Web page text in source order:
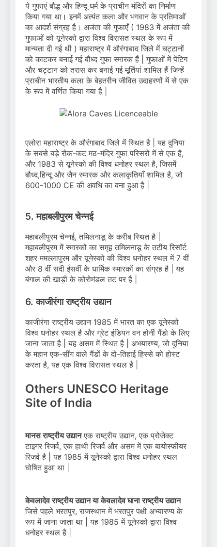
ये गुफाएं बौद्ध और हिन्दू धर्म के प्राचीन मंदिरों का निर्माण
किया गया था। इनमें अत्यंत कला और भगवान के प्रतिमाओं
का आदर्श संग्रह है। अजंता की गुफाएँ ( 1983 में अजंता की
गुफाओं को यूनेस्को द्वारा विश्व विरासत स्थल के रूप में
मान्यता दी गई थी ) महाराष्ट्र में औरंगाबाद जिले में चट्टानों
को काटकर बनाई गई बौध्द गुफा स्मारक हैं | गुफाओं में पेंटिग
और चट्टान को तरास कर बनाई गई मूर्तियां शामिल हैं जिन्हें
प्राचीन भारतीय कला के बेहतरीन जीवित उदाहरणों में से एक
के रूप में वर्णित किया गया है |
एलोरा महाराष्ट्र के औरंगाबाद जिले में स्थित है | यह दुनिया
के सबसे बड़े रोक-कट मठ-मंदिर गुफा परिसरों में से एक है,
और 1983 से यूनेस्को की विश्व धनोहर स्थल है, जिसमें
बौध्द,हिन्दू और जैन स्मारक और कलाकृतियाँ शामिल है, जो
600-1000 CE की अवधि का बना हुआ है |
5. महाबलीपुरम चेन्नई
महाबलीपुरम चेन्नई, तमिलनाडू के करीब स्थित है |
महाबलीपुरम में स्मारकों का समूह तमिलनाडू के तटीय रिसॉर्ट
शहर ममल्लापुरम और यूनेस्को की विश्व धनोहर स्थल में 7 वीं
और 8 वीं सदी ईसवीं के धार्मिक स्मारकों का संग्रह है | यह
बंगाल की खाड़ी के कोरोमंडल तट पर है |
6. काजीरंगा राष्ट्रीय उद्यान
काजीरंगा राष्ट्रीय उद्यान 1985 में भारत का एक यूनेस्को
विश्व धनोहर स्थल है और ग्रेट इंडियन वन होर्नी गैंडो के लिए
जाना जाता है | यह असम में स्थित है | अभयारण्य, जो दुनिया
के महान एक-सींग वाले गैंडों के दो-तिहाई हिस्से को होस्ट
करता है, यह एक विश्व विरासत स्थल है |
Others UNESCO Heritage
Site of India
मानस राष्ट्रीय उद्यानएक राष्ट्रीय उद्यान, एक प्रोजेक्ट
टाइगर रिजर्व, एक हाथी रिजर्व और असम में एक बायोस्फीयर
रिजर्व है | यह 1985 में यूनेस्को द्वारा विश्व धनोहर स्थल
घोषित हुआ था |
केवलादेव राष्ट्रीय उद्यान या केवलादेव घाना राष्ट्रीय उद्यान
जिसे पहले भरतपुर, राजस्थान में भरतपुर पक्षी अभ्यारण्य के
रूप में जाना जाता था | यह 1985 में यूनेस्को द्वारा विश्व
धनोहर स्थल है |